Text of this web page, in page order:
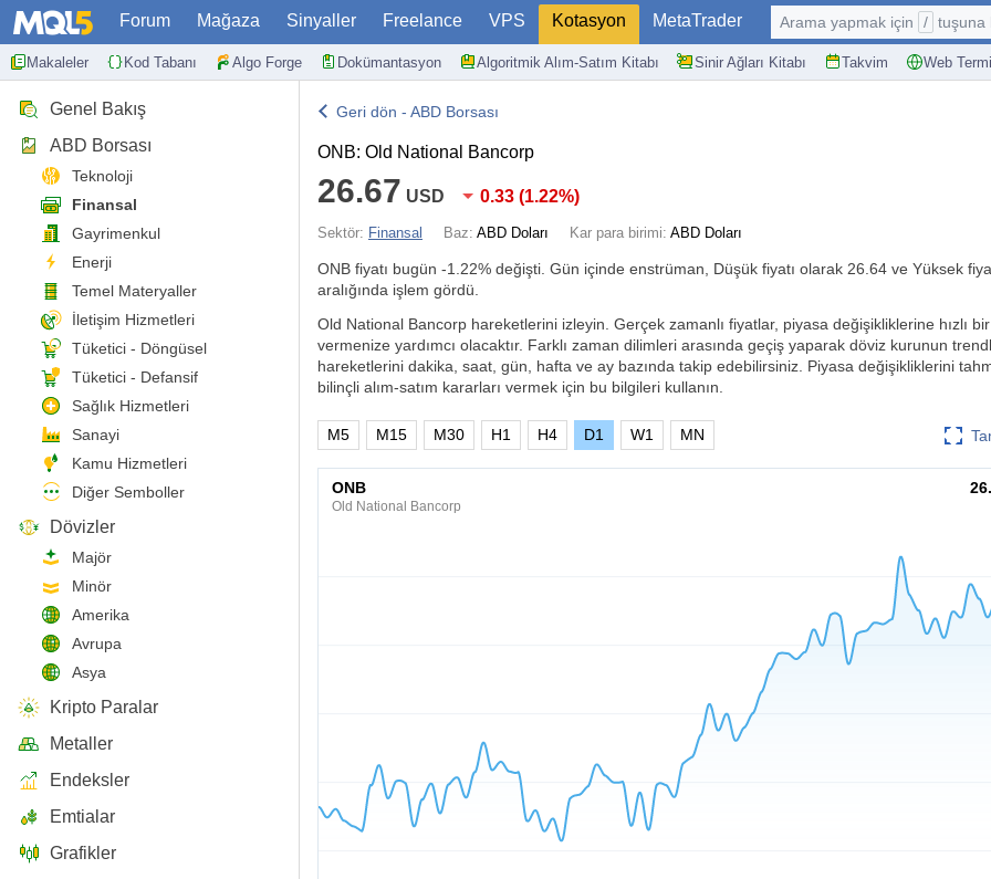
Forum Mağaza Sinyaller Freelance VPS Kotasyon MetaTrader
Makaleler Kod Tabanı Algo Forge Dokümantasyon Algoritmik Alım-Satım Kitabı Sinir Ağları Kitabı Takvim Web
Arama yapmak için / tuşuna
Genel Bakış
ABD Borsası
Teknoloji
Finansal
Gayrimenkul
Enerji
Temel Materyaller
İletişim Hizmetleri
Tüketici - Döngüsel
Tüketici - Defansif
Sağlık Hizmetleri
Sanayi
Kamu Hizmetleri
Diğer Semboller
Dövizler
Majör
Minör
Amerika
Avrupa
Asya
Kripto Paralar
Metaller
Endeksler
Emtialar
Grafikler
Geri dön - ABD Borsası
ONB: Old National Bancorp
26.67 USD 0.33 (1.22%)
Sektör: Finansal Baz: ABD Doları Kar para birimi: ABD Doları
ONB fiyatı bugün -1.22% değişti. Gün içinde enstrüman, Düşük fiyatı olarak 26.64 ve Yüksek
aralığında işlem gördü.
Old National Bancorp hareketlerini izleyin. Gerçek zamanlı fiyatlar, piyasa değişikliklerine hızlı
vermenize yardımcı olacaktır. Farklı zaman dilimleri arasında geçiş yaparak döviz kurunun
hareketlerini dakika, saat, gün, hafta ve ay bazında takip edebilirsiniz. Piyasa değişikliklerini
bilinçli alım-satım kararları vermek için bu bilgileri kullanın.
M5 M15 M30 H1 H4 D1 W1 MN
ONB
Old National Bancorp